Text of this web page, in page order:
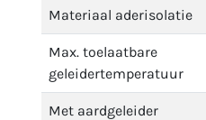
Materiaal aderisolatie
Max. toelaatbare
geleidertemperatuur
Met aardgeleider